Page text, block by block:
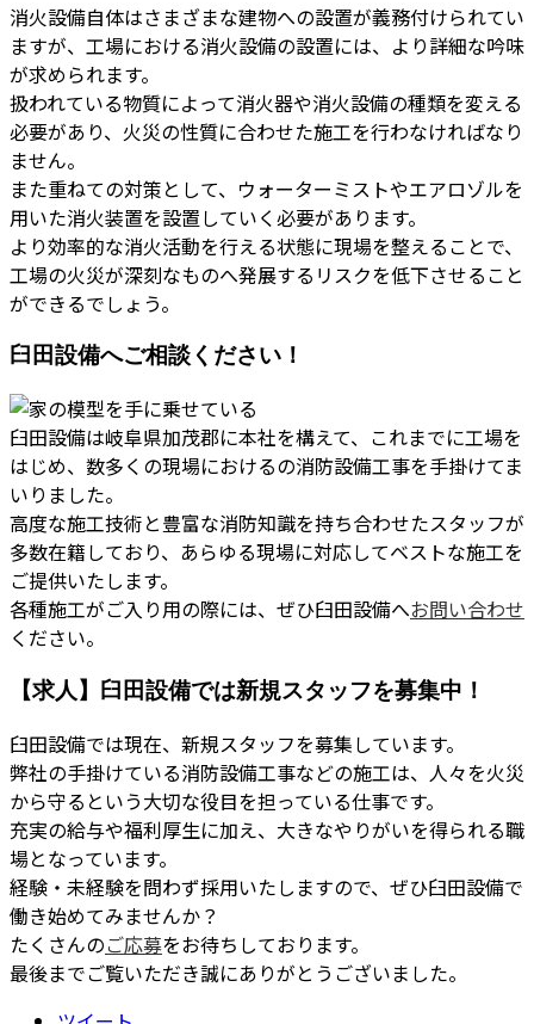
消火設備自体はさまざまな建物への設置が義務付けられてい
ますが、工場における消火設備の設置には、より詳細な吟味
が求められます。
扱われている物質によって消火器や消火設備の種類を変える
必要があり、火災の性質に合わせた施工を行わなければなり
ません。
また重ねての対策として、ウォーターミストやエアロゾルを
用いた消火装置を設置していく必要があります。
より効率的な消火活動を行える状態に現場を整えることで、
工場の火災が深刻なものへ発展するリスクを低下させること
ができるでしょう。
臼田設備へご相談ください！
臼田設備は岐阜県加茂郡に本社を構えて、これまでに工場を
はじめ、数多くの現場におけるの消防設備工事を手掛けてま
いりました。
高度な施工技術と豊富な消防知識を持ち合わせたスタッフが
多数在籍しており、あらゆる現場に対応してベストな施工を
ご提供いたします。
各種施工がご入り用の際には、ぜひ臼田設備へお問い合わせ
ください。
【求人】臼田設備では新規スタッフを募集中！
臼田設備では現在、新規スタッフを募集しています。
弊社の手掛けている消防設備工事などの施工は、人々を火災
から守るという大切な役目を担っている仕事です。
充実の給与や福利厚生に加え、大きなやりがいを得られる職
場となっています。
経験・未経験を問わず採用いたしますので、ぜひ臼田設備で
働き始めてみませんか？
たくさんのご応募をお待ちしております。
最後までご覧いただき誠にありがとうございました。